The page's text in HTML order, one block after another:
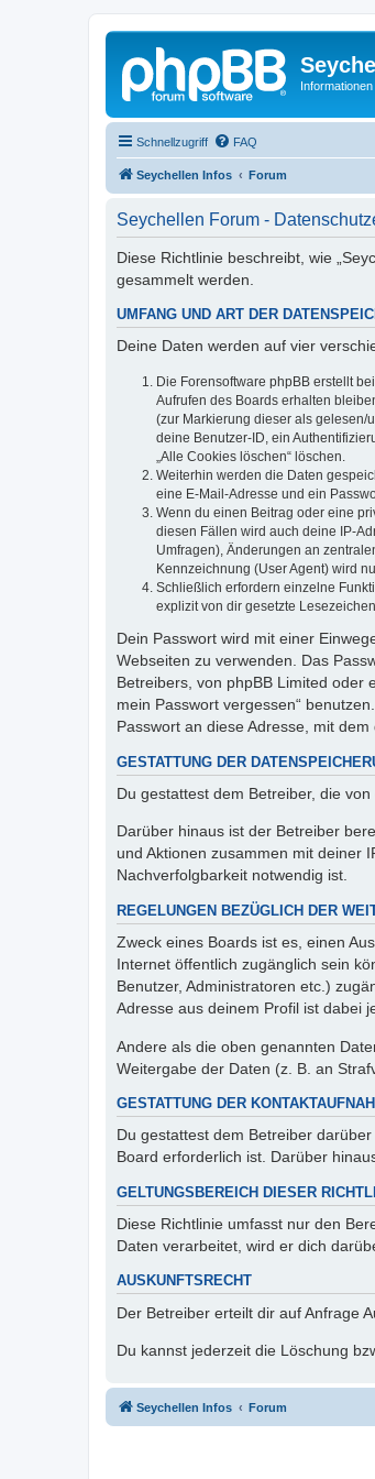
Schnellzugriff FAQ
Seychellen Infos Forum
Seychellen Forum -
Diese Richtlinie beschreibt, wie
gesammelt werden.
UMFANG UND ART DER
Deine Daten werden auf vier
Die Forensoftware phpBB erstellt
Aufrufen des Boards erhalten
(zur Markierung dieser als gelesen/
deine Benutzer-ID, ein
„Alle Cookies löschen“ löschen.
Weiterhin werden die Daten
eine E-Mail-Adresse und ein
Wenn du einen Beitrag oder eine
diesen Fällen wird auch deine IP-
Umfragen), Änderungen an
Kennzeichnung (User Agent) wird
Schließlich erfordern einzelne
explizit von dir gesetzte
Dein Passwort wird mit einer
Webseiten zu verwenden. Das
Betreibers, von phpBB Limited oder
mein Passwort vergessen“
Passwort an diese Adresse, mit
GESTATTUNG DER
Du gestattest dem Betreiber, die
Darüber hinaus ist der Betreiber
und Aktionen zusammen mit deiner
Nachverfolgbarkeit notwendig ist.
REGELUNGEN BEZÜGLICH DER
Zweck eines Boards ist es, einen
Internet öffentlich zugänglich sein
Benutzer, Administratoren etc.)
Adresse aus deinem Profil ist dabei
Andere als die oben genannten
Weitergabe der Daten (z. B. an
GESTATTUNG DER
Du gestattest dem Betreiber
Board erforderlich ist. Darüber
GELTUNGSBEREICH DIESER
Diese Richtlinie umfasst nur den
Daten verarbeitet, wird er dich
AUSKUNFTSRECHT
Der Betreiber erteilt dir auf Anfrage
Du kannst jederzeit die Löschung
Seychellen Infos Forum